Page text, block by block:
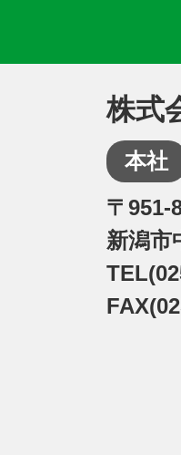
株式
本社
〒951-
新潟市